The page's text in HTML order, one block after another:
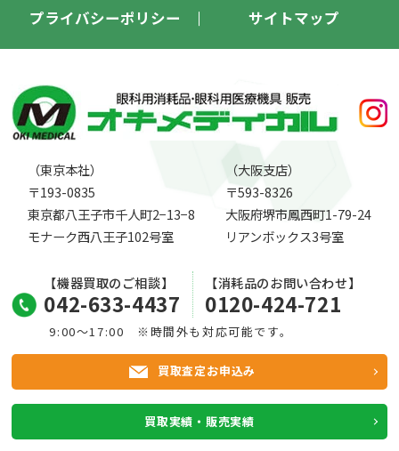
プライバシーポリシー
サイトマップ
（東京本社）
〒193-0835
東京都八王子市千人町2−13−8
モナーク西八王子102号室
（大阪支店）
〒593-8326
大阪府堺市鳳西町1-79-24
リアンボックス3号室
【機器買取のご相談】
042-633-4437
【消耗品のお問い合わせ】
0120-424-721
9:00～17:00 ※時間外も対応可能です。
買取査定お申込み
買取実績・販売実績